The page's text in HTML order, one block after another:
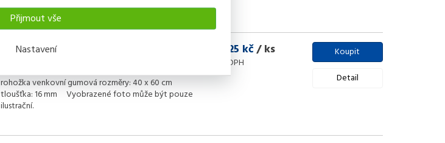
Přijmout vše
Nastavení
SPOKAR Rohož venkovní gumová 40 x 60
rohožka venkovní gumová rozměry: 40 x 60 cm
tloušťka: 16 mm Vyobrazené foto může být pouze
ilustrační.
125 kč/ ks
s DPH
Koupit
Detail